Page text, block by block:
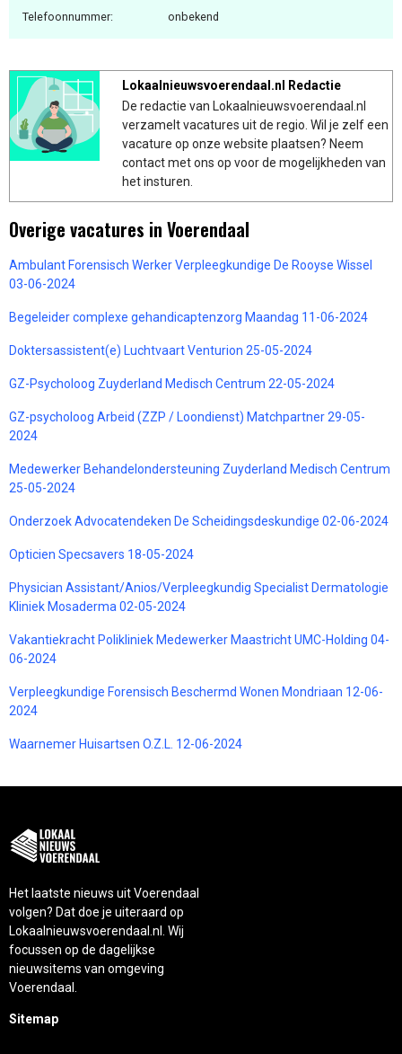
Telefoonnummer: onbekend
Lokaalnieuwsvoerendaal.nl Redactie
De redactie van Lokaalnieuwsvoerendaal.nl
verzamelt vacatures uit de regio. Wil je zelf een
vacature op onze website plaatsen? Neem
contact met ons op voor de mogelijkheden van
het insturen.
Overige vacatures in Voerendaal
Ambulant Forensisch Werker Verpleegkundige De Rooyse Wissel
03-06-2024
Begeleider complexe gehandicaptenzorg Maandag 11-06-2024
Doktersassistent(e) Luchtvaart Venturion 25-05-2024
GZ-Psycholoog Zuyderland Medisch Centrum 22-05-2024
GZ-psycholoog Arbeid (ZZP / Loondienst) Matchpartner 29-05-
2024
Medewerker Behandelondersteuning Zuyderland Medisch Centrum
25-05-2024
Onderzoek Advocatendeken De Scheidingsdeskundige 02-06-2024
Opticien Specsavers 18-05-2024
Physician Assistant/Anios/Verpleegkundig Specialist Dermatologie
Kliniek Mosaderma 02-05-2024
Vakantiekracht Polikliniek Medewerker Maastricht UMC-Holding 04-
06-2024
Verpleegkundige Forensisch Beschermd Wonen Mondriaan 12-06-
2024
Waarnemer Huisartsen O.Z.L. 12-06-2024
Het laatste nieuws uit Voerendaal
volgen? Dat doe je uiteraard op
Lokaalnieuwsvoerendaal.nl. Wij
focussen op de dagelijkse
nieuwsitems van omgeving
Voerendaal.
Sitemap